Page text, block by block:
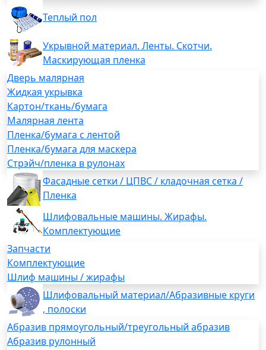
Теплый пол
Укрывной материал. Ленты. Скотчи.
Маскирующая пленка
Дверь малярная
Жидкая укрывка
Картон/ткань/бумага
Малярная лента
Пленка/бумага с лентой
Пленка/бумага для маскера
Стрэйч/пленка в рулонах
Фасадные сетки / ЦПВС / кладочная сетка /
Пленка
Шлифовальные машины. Жирафы.
Комплектующие
Запчасти
Комплектующие
Шлиф машины / жирафы
Шлифовальный материал/Абразивные круги
, полоски
Абразив прямоугольный/треугольный абразив
Абразив рулонный